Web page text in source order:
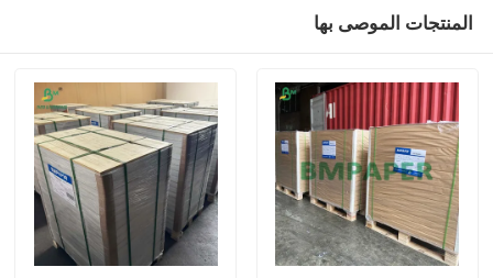
المنتجات الموصى بها